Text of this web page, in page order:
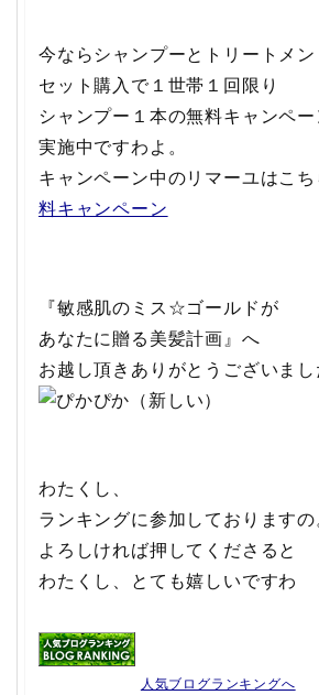
今ならシャンプーとトリートメン
セット購入で１世帯１回限り
シャンプー１本の無料キャンペー
実施中ですわよ。
キャンペーン中のリマーユはこち
料キャンペーン
『敏感肌のミス☆ゴールドが
あなたに贈る美髪計画』へ
お越し頂きありがとうございまし
わたくし、
ランキングに参加しておりますの
よろしければ押してくださると
わたくし、とても嬉しいですわ
人気ブログランキングへ